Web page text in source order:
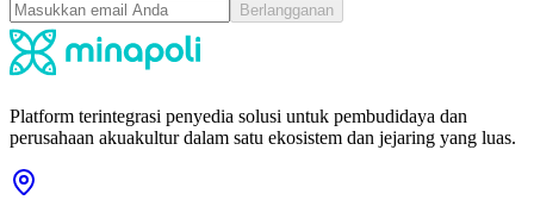
Berlangganan
Platform terintegrasi penyedia solusi untuk pembudidaya dan
perusahaan akuakultur dalam satu ekosistem dan jejaring yang luas.